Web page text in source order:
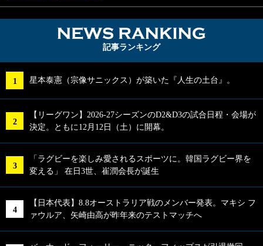
記事ランキング
星本泰憲（宗像サニックス）が築いた『人生の土台』。
【リーグワン】2026-27シーズンのD2&D3の試合日程・会場が
決定。ともに12月12日（土）に開幕。
「ラグビーを楽しみ愛されるスポーツに。韓国ラグビー界を
変える」 在日3世、崔潤会長が誕生
【日本代表】8.8オーストラリア戦のメンバー発表。マキシ フ
ァウルア、矢崎由高が昨年来のテストマッチへ